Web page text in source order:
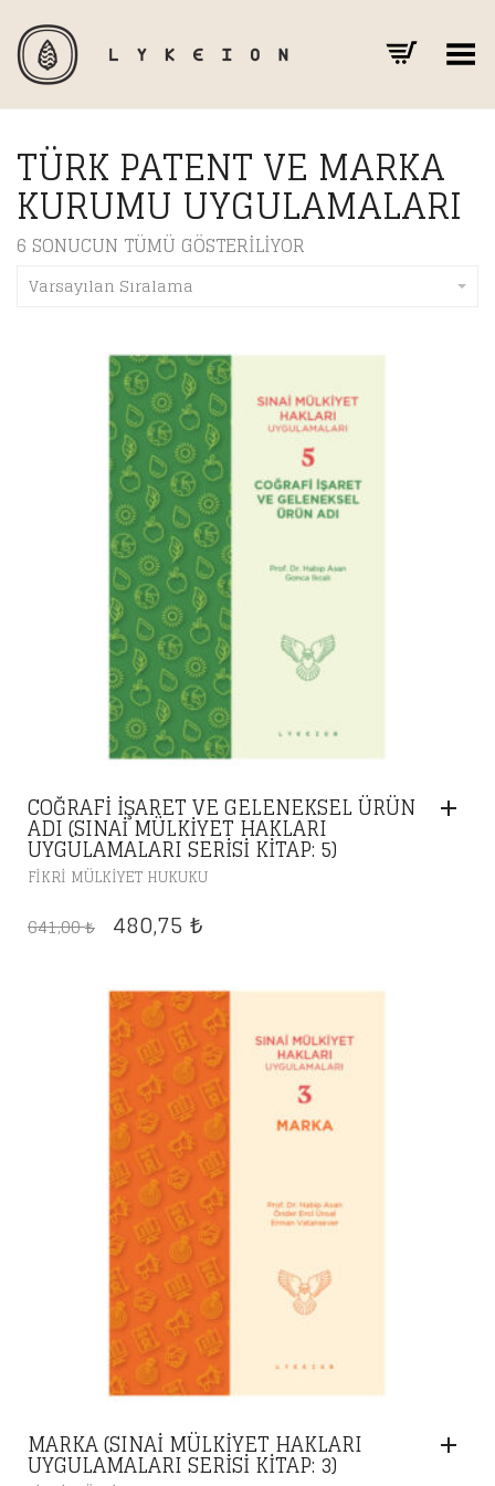
Toggle Menu
TÜRK PATENT VE MARKA
KURUMU UYGULAMALARI
6 SONUCUN TÜMÜ GÖSTERILIYOR
Varsayılan Sıralama
COĞRAFI İŞARET VE GELENEKSEL ÜRÜN
ADI (SINAI MÜLKIYET HAKLARI
UYGULAMALARI SERISI KITAP: 5)
FIKRI MÜLKIYET HUKUKU
641,00₺ ORIJINAL
641,00 ₺.
480,75 ₺ŞU
FIYAT:
480,75 ₺.
MARKA (SINAI MÜLKIYET HAKLARI
UYGULAMALARI SERISI KITAP: 3)